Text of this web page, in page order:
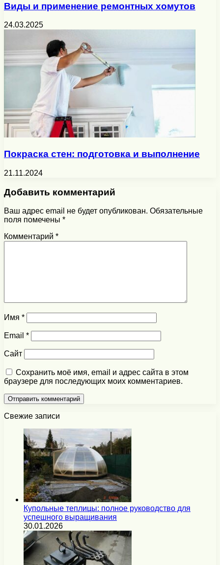
Виды и применение ремонтных хомутов
24.03.2025
Покраска стен: подготовка и выполнение
21.11.2024
Добавить комментарий
Ваш адрес email не будет опубликован. Обязательные
поля помечены *
Комментарий *
Имя *
Email *
Сайт
Сохранить моё имя, email и адрес сайта в этом
браузере для последующих моих комментариев.
Свежие записи
Купольные теплицы: полное руководство для
успешного выращивания
30.01.2026